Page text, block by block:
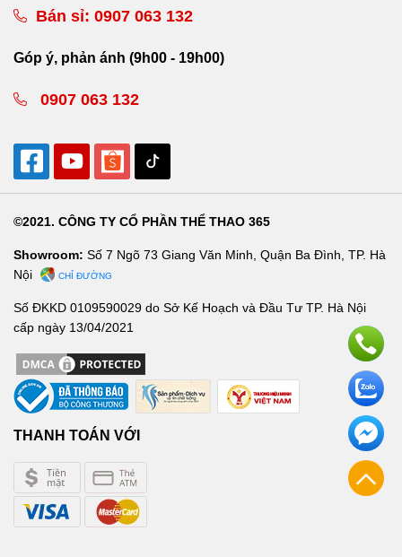
Bán sỉ: 0907 063 132
Góp ý, phản ánh (9h00 - 19h00)
0907 063 132
©2021. CÔNG TY CỔ PHẦN THỂ THAO 365
Showroom: Số 7 Ngõ 73 Giang Văn Minh, Quận Ba Đình, TP. Hà
Nội
CHỈ ĐƯỜNG
Số ĐKKD 0109590029 do Sở Kế Hoạch và Đầu Tư TP. Hà Nội
cấp ngày 13/04/2021
THANH TOÁN VỚI